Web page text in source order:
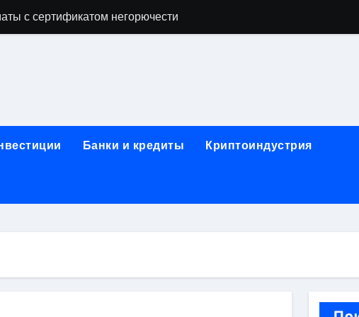
с сертификатом негорючести
и направляющих для конвейерных лент
лотков для хранения электронных компонентов
этапы строительства, проверка застройщика и сценарии
Банки и кредиты Криптоиндустрия